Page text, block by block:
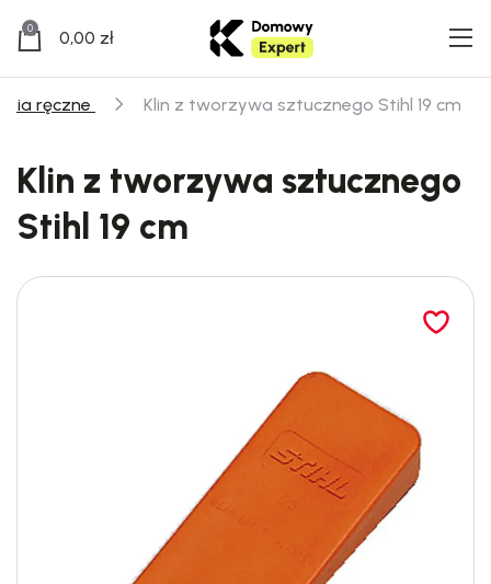
0 0,00 zł
ręczne Klin z tworzywa sztucznego Stihl 19 cm
Klin z tworzywa sztucznego
Stihl 19 cm